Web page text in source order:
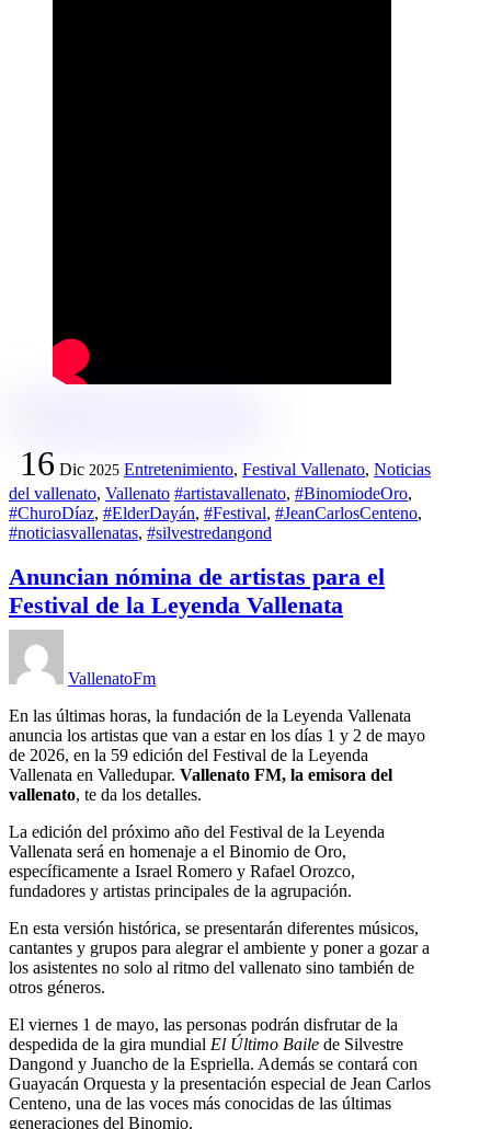
16 Dic 2025 Entretenimiento, Festival Vallenato, Noticias
del vallenato, Vallenato #artistavallenato, #BinomiodeOro,
#ChuroDíaz, #ElderDayán, #Festival, #JeanCarlosCenteno,
#noticiasvallenatas, #silvestredangond
Anuncian nómina de artistas para el
Festival de la Leyenda Vallenata
VallenatoFm
En las últimas horas, la fundación de la Leyenda Vallenata
anuncia los artistas que van a estar en los días 1 y 2 de mayo
de 2026, en la 59 edición del Festival de la Leyenda
Vallenata en Valledupar. Vallenato FM, la emisora del
vallenato, te da los detalles.
La edición del próximo año del Festival de la Leyenda
Vallenata será en homenaje a el Binomio de Oro,
específicamente a Israel Romero y Rafael Orozco,
fundadores y artistas principales de la agrupación.
En esta versión histórica, se presentarán diferentes músicos,
cantantes y grupos para alegrar el ambiente y poner a gozar a
los asistentes no solo al ritmo del vallenato sino también de
otros géneros.
El viernes 1 de mayo, las personas podrán disfrutar de la
despedida de la gira mundial El Último Baile de Silvestre
Dangond y Juancho de la Espriella. Además se contará con
Guayacán Orquesta y la presentación especial de Jean Carlos
Centeno, una de las voces más conocidas de las últimas
generaciones del Binomio.